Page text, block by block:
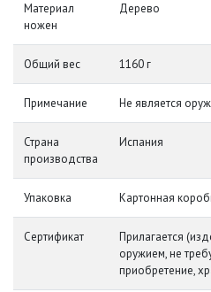
Материал
ножен
Дерево
Общий вес 1160 г
Примечание Не является
Страна
производства
Испания
Упаковка Картонная
Сертификат
Прилагается
оружием, не
приобретение,